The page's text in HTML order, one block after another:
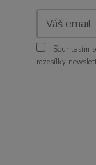
Souhlasím
rozesílky